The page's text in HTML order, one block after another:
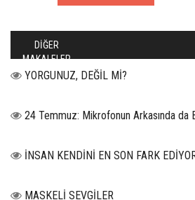
DİĞER
MAKALELER
YORGUNUZ, DEĞİL Mİ?
24 Temmuz: Mikrofonun Arkasında da
İNSAN KENDİNİ EN SON FARK
MASKELİ SEVGİLER